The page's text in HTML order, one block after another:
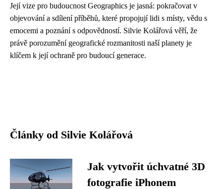
Její vize pro budoucnost Geographics je jasná: pokračovat v
objevování a sdílení příběhů, které propojují lidi s místy, vědu s
emocemi a poznání s odpovědností. Silvie Kolářová věří, že
právě porozumění geografické rozmanitosti naší planety je
klíčem k její ochraně pro budoucí generace.
Články od Silvie Kolářová
Jak vytvořit úchvatné 3D
fotografie iPhonem